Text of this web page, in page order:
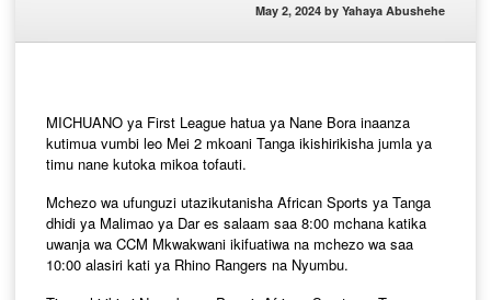
May 2, 2024 by Yahaya Abushehe
MICHUANO ya First League hatua ya Nane Bora inaanza
kutimua vumbi leo Mei 2 mkoani Tanga ikishirikisha jumla ya
timu nane kutoka mikoa tofauti.
Mchezo wa ufunguzi utazikutanisha African Sports ya Tanga
dhidi ya Malimao ya Dar es salaam saa 8:00 mchana katika
uwanja wa CCM Mkwakwani ikifuatiwa na mchezo wa saa
10:00 alasiri kati ya Rhino Rangers na Nyumbu.